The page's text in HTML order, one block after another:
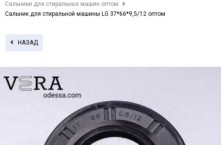
Сальники для стиральных машин оптом
Сальник для стиральной машины LG 37*66*9,5/12 оптом
НАЗАД